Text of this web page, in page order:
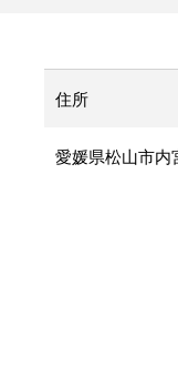
住所
愛媛県松山市内